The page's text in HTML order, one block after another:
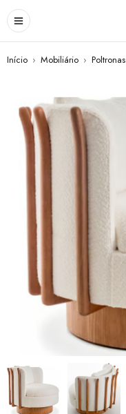
Início › Mobiliário › Poltronas